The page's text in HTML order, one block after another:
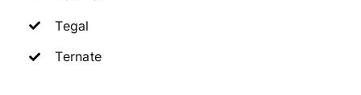
Tegal
Ternate